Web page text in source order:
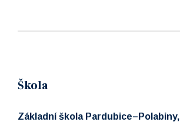
Škola
Základní škola Pardubice–Polabiny,